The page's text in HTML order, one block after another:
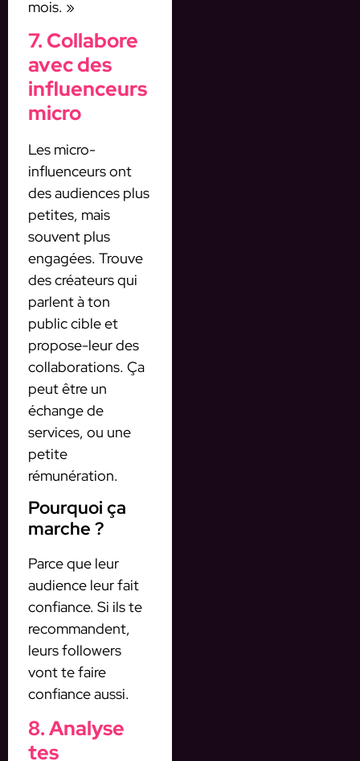
mois. »
7. Collabore
avec des
influenceurs
micro
Les micro-
influenceurs ont
des audiences plus
petites, mais
souvent plus
engagées. Trouve
des créateurs qui
parlent à ton
public cible et
propose-leur des
collaborations. Ça
peut être un
échange de
services, ou une
petite
rémunération.
Pourquoi ça
marche ?
Parce que leur
audience leur fait
confiance. Si ils te
recommandent,
leurs followers
vont te faire
confiance aussi.
8. Analyse
tes